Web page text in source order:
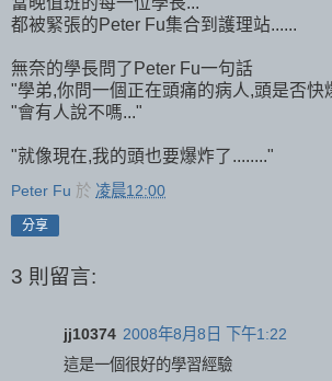
都被緊張的Peter Fu集合到護理站......
無奈的學長問了Peter Fu一句話
"學弟,你問一個正在頭痛的病人,頭是否快
"會有人說不嗎..."
"就像現在,我的頭也要爆炸了........"
Peter Fu 於 凌晨12:00
分享
3 則留言:
jj10374 2008年8月8日 下午1:22
這是一個很好的學習經驗